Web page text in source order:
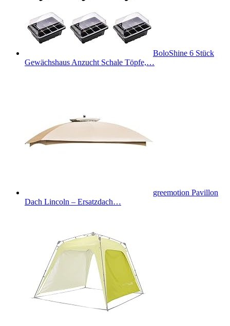
BoloShine 6 Stück
Gewächshaus Anzucht Schale Töpfe,…
greemotion Pavillon
Dach Lincoln – Ersatzdach…